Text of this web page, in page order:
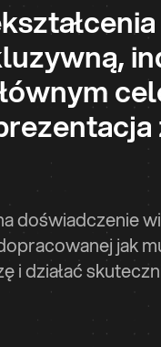
doświadczenie
jak
i działać